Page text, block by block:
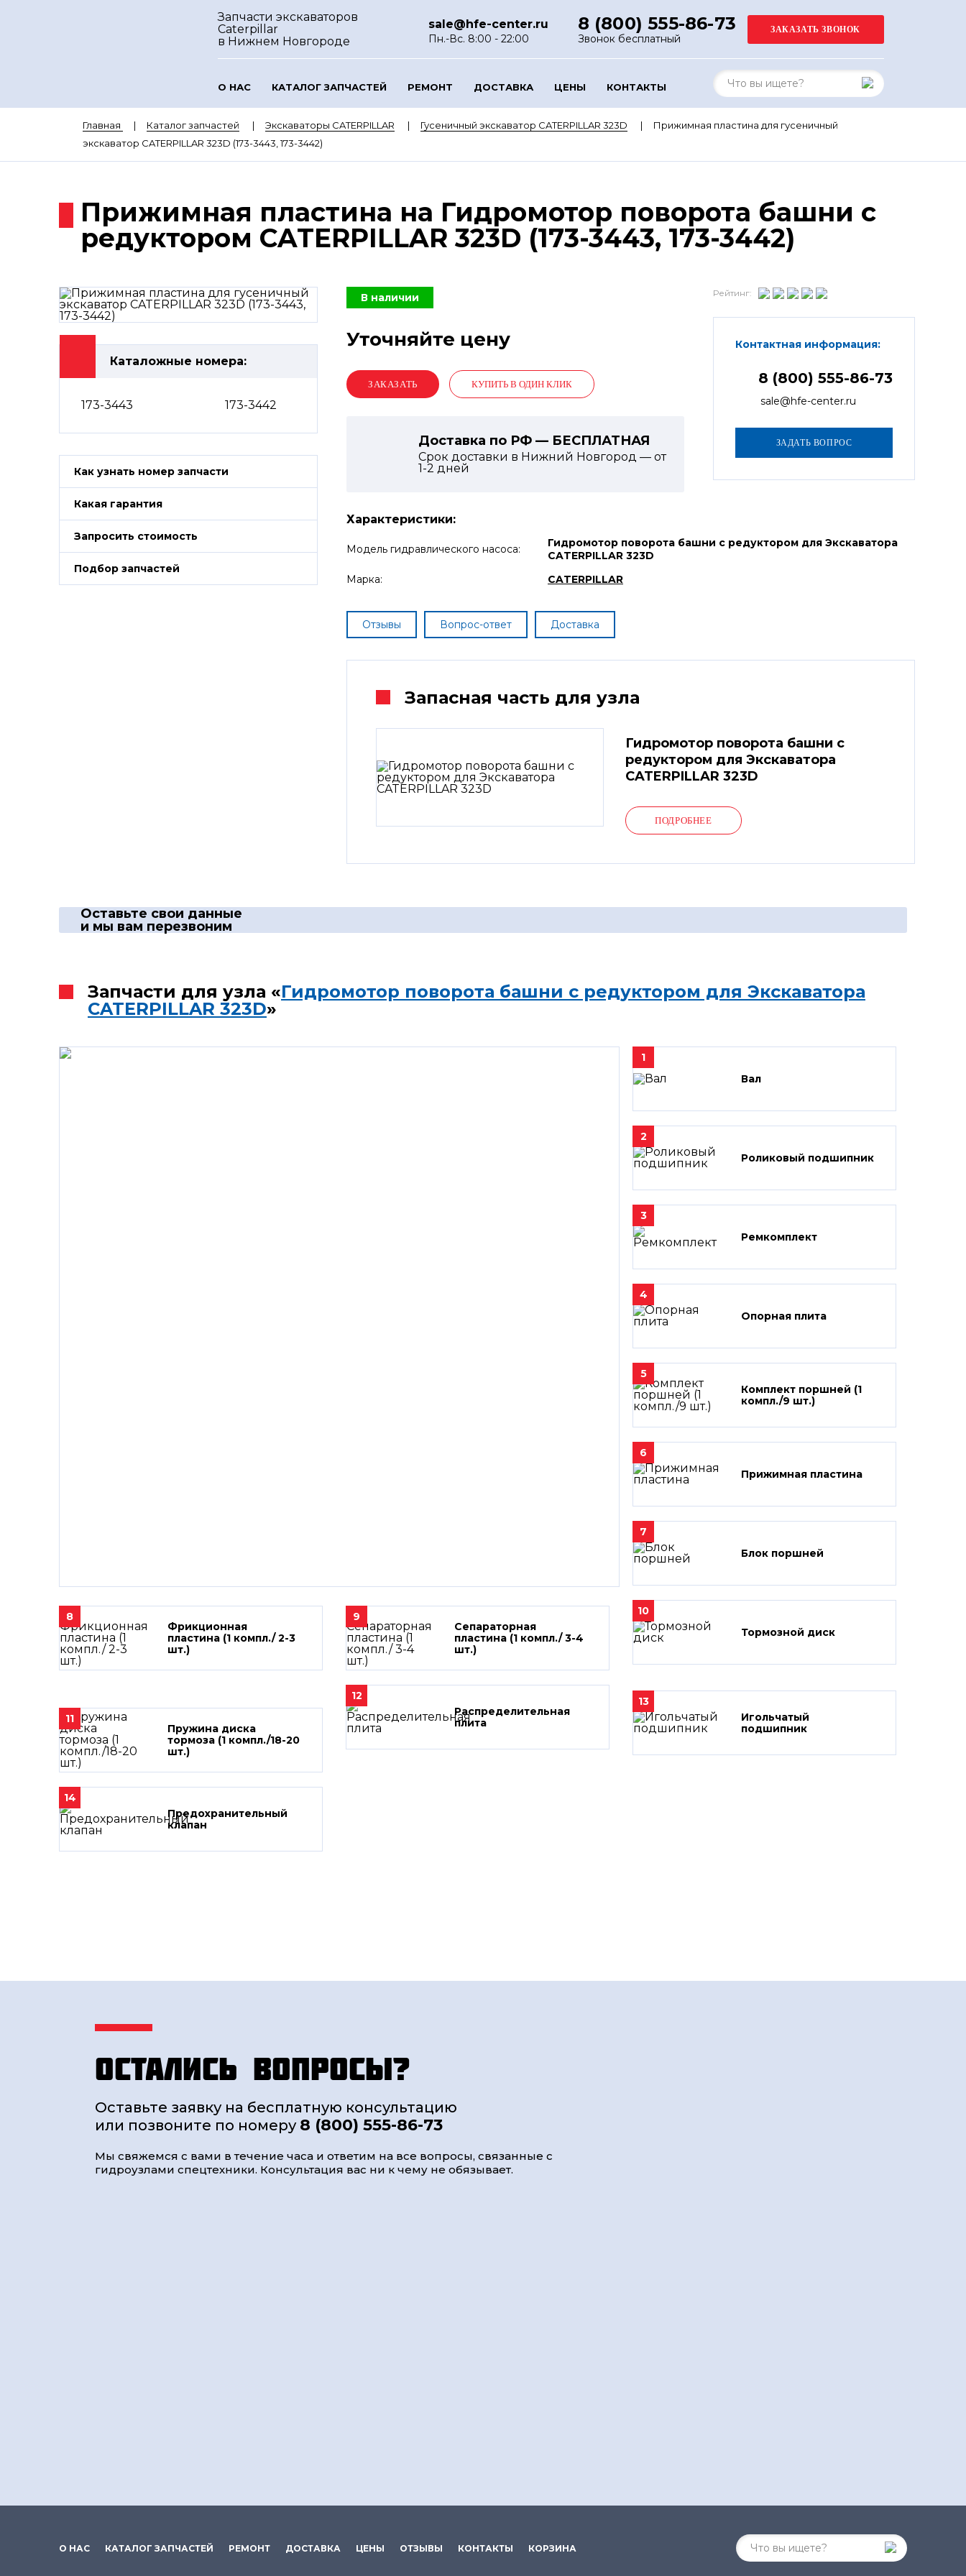
Запчасти экскаваторов
Caterpillar
в Нижнем Новгороде
sale@hfe-center.ru
Пн.-Вс. 8:00 - 22:00
8 (800) 555-86-73
Звонок бесплатный
О НАС КАТАЛОГ ЗАПЧАСТЕЙ РЕМОНТ ДОСТАВКА ЦЕНЫ КОНТАКТЫ
Главная Каталог запчастей Экскаваторы CATERPILLAR Гусеничный экскаватор CATERPILLAR 323D
Прижимная пластина для гусеничный
экскаватор CATERPILLAR 323D (173-3443, 173-3442)
Прижимная пластина на Гидромотор поворота башни с
редуктором CATERPILLAR 323D (173-3443, 173-3442)
Каталожные номера:
173-3443 173-3442
Как узнать номер запчасти
Какая гарантия
Запросить стоимость
Подбор запчастей
В наличии
Уточняйте цену
КУПИТЬ В ОДИН КЛИК
Доставка по РФ — БЕСПЛАТНАЯ
Срок доставки в Нижний Новгород — от
1-2 дней
Рейтинг:
Контактная информация:
8 (800) 555-86-73
sale@hfe-center.ru
Характеристики:
Модель гидравлического насоса:
Гидромотор поворота башни с редуктором для Экскаватора
CATERPILLAR 323D
Марка:
CATERPILLAR
Отзывы Вопрос-ответ Доставка
Запасная часть для узла
Гидромотор поворота башни с
редуктором для Экскаватора
CATERPILLAR 323D
ПОДРОБНЕЕ
Оставьте свои данные
и мы вам перезвоним
Запчасти для узла «Гидромотор поворота башни с редуктором для Экскаватора
CATERPILLAR 323D»
1
Вал
2
Роликовый подшипник
3
Ремкомплект
4
Опорная плита
5
Комплект поршней (1
компл./9 шт.)
6
Прижимная пластина
7
Блок поршней
8
Фрикционная
пластина (1 компл./ 2-3
шт.)
9
Сепараторная
пластина (1 компл./ 3-4
шт.)
10
Тормозной диск
11
Пружина диска
тормоза (1 компл./18-20
шт.)
12
Распределительная
плита
13
Игольчатый
подшипник
14
Предохранительный
клапан
Остались вопросы?
Оставьте заявку на бесплатную консультацию
или позвоните по номеру 8 (800) 555-86-73
Мы свяжемся с вами в течение часа и ответим на все вопросы, связанные с
гидроузлами спецтехники. Консультация вас ни к чему не обязывает.
О НАС КАТАЛОГ ЗАПЧАСТЕЙ РЕМОНТ ДОСТАВКА ЦЕНЫ ОТЗЫВЫ КОНТАКТЫ КОРЗИНА